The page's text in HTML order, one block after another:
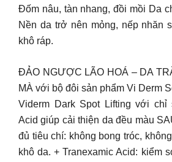
Đốm nâu, tàn nhang, đồi mồi Da
Nền da trở nên mỏng, nếp nhăn
khô ráp.
ĐẢO NGƯỢC LÃO HOÁ – DA
MÀ với bộ đôi sản phẩm Vi Derm
Viderm Dark Spot Lifting với chỉ
Acid giúp cải thiện da đều màu
đủ tiêu chí: không bong tróc,
khô da. + Tranexamic Acid: kiểm